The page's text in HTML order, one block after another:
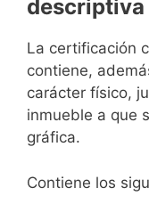
La certificación
contiene,
carácter físico,
inmueble a que
gráfica.
Contiene los